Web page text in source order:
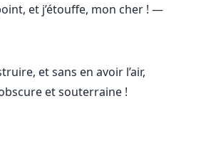
et j’étouffe, mon cher ! —
et sans en avoir l’air,
et souterraine !